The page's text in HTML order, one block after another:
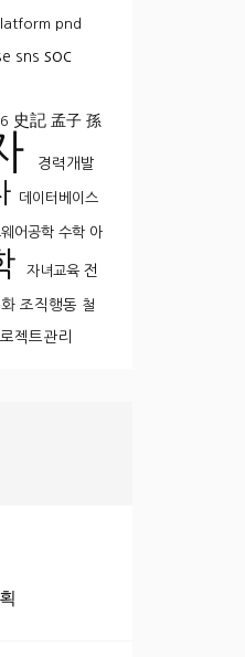
pnd
sns soc
史記 孟子 孫
경력개발
데이터베이스
어공학 수학 아
자녀교육 전
조직행동 철
젝트관리